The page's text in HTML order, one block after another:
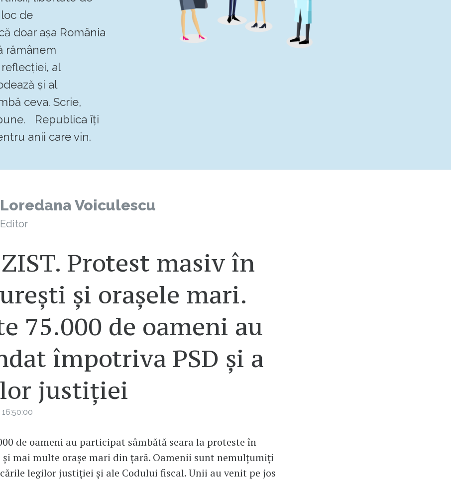
de
doar așa România
rămânem
al
și al
ceva. Scrie,
Republica îți
anii care vin.
Loredana Voiculescu
Editor
Protest masiv în
și orașele mari.
75.000 de oameni au
împotriva PSD și a
justiției
de oameni au participat sâmbătă seara la proteste în
și mai multe orașe mari din țară. Oamenii sunt nemulțumiți
legilor justiției și ale Codului fiscal. Unii au venit pe jos